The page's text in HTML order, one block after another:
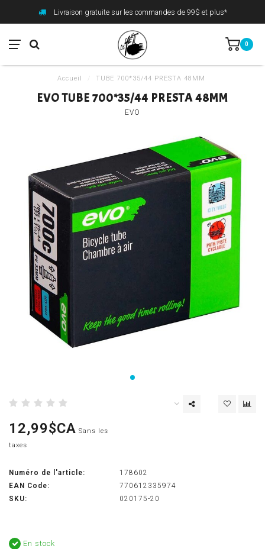
Livraison gratuite sur les commandes de 99$ et plus*
0
Accueil TUBE 700*35/44 PRESTA 48MM
EVO TUBE 700*35/44 PRESTA 48MM
EVO
12,99$CA Sans les
taxes
Numéro de l'article:
178602
EAN Code:
770612335974
SKU:
020175-20
En stock